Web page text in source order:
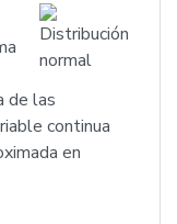
de las
continua
en